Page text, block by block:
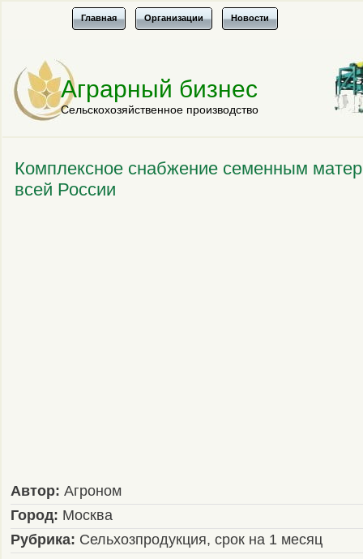
Главная Организации Новости
Аграрный бизнес
Сельскохозяйственное производство
Комплексное снабжение семенным
всей России
Автор: Агроном
Город: Москва
Рубрика: Сельхозпродукция, срок на 1 месяц